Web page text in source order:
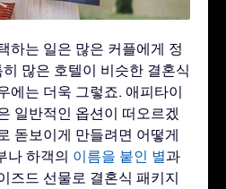
하는 일은 많은 커플에게 정
많은 호텔이 비슷한 결혼식
에는 더욱 그렇죠. 애피타이
일반적인 옵션이 떠오르겠
돋보이게 만들려면 어떻게
나 하객의 이름을 붙인 별과
즈드 선물로 결혼식 패키지